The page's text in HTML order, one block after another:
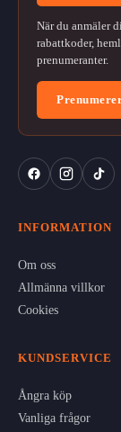
När du anmäler
rabattkoder,
prenumeranter.
INFORMATION
Om oss
Allmänna villkor
Cookies
KUNDSERVICE
Ångra köp
Vanliga frågor